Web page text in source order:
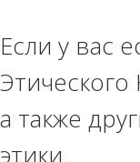
Если у вас
а также
этики.